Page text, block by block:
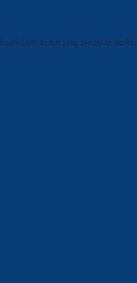
Distributor yang bergerak